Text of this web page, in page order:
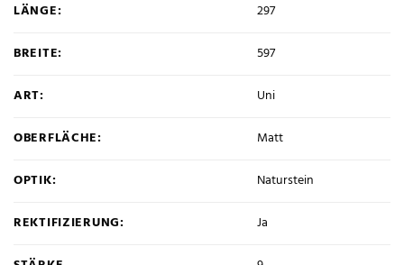
LÄNGE: 297
BREITE: 597
ART: Uni
OBERFLÄCHE: Matt
OPTIK: Naturstein
REKTIFIZIERUNG: Ja